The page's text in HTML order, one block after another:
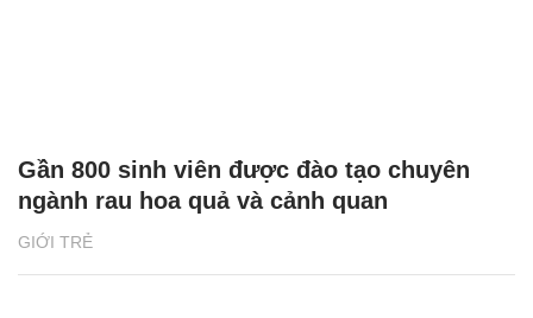
GIỚI TRẺ
Gần 800 sinh viên được đào tạo chuyên
ngành rau hoa quả và cảnh quan